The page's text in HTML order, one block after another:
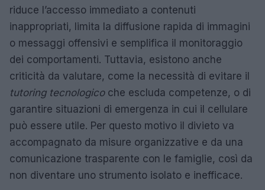
riduce l’accesso immediato a contenuti
inappropriati, limita la diffusione rapida di immagini
o messaggi offensivi e semplifica il monitoraggio
dei comportamenti. Tuttavia, esistono anche
criticità da valutare, come la necessità di evitare il
tutoring tecnologicoche escluda competenze, o di
garantire situazioni di emergenza in cui il cellulare
può essere utile. Per questo motivo il divieto va
accompagnato da misure organizzative e da una
comunicazione trasparente con le famiglie, così da
non diventare uno strumento isolato e inefficace.